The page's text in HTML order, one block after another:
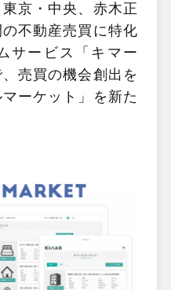
京・中央、赤木正
不動産売買に特化
サービス「キマー
売買の機会創出を
ーケット」を新た